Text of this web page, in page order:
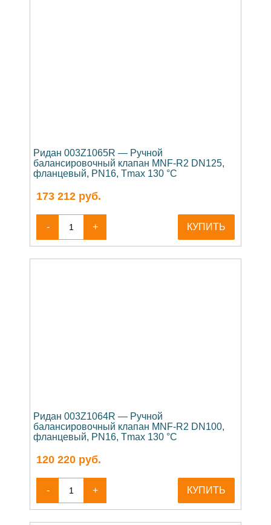
Ридан 003Z1065R — Ручной
балансировочный клапан MNF-R2 DN125,
фланцевый, PN16, Tmax 130 °C
173 212 руб.
- + КУПИТЬ
Ридан 003Z1064R — Ручной
балансировочный клапан MNF-R2 DN100,
фланцевый, PN16, Tmax 130 °C
120 220 руб.
- + КУПИТЬ